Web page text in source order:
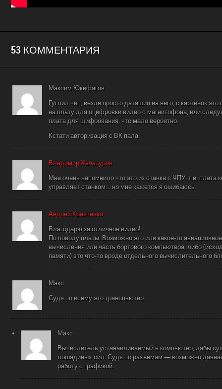
53 КОММЕНТАРИЯ
Максим Юкифагов
Гуглил чип, везде просто даташип на него, с картинок
на плату для оцифровки видео с магнитофона, или
плата для шифрования, что мало вероятно.
Кстати авторизация с ВК пала.
Владимир Хачатуров
Мне очень напомнило что это из станка с ЧПУ. т.е. плата
управляет станком… но мне кажется я ошибаюсь.
Андрей Кравченко
Благодарю за отличное видео!
По поводу платы. Возможно это или какое-то
вычисления или часть бортового компьютера, либо
памяти) это что-то вроде отдельного вычислительного
Макс
Судя по всему это транспьютер.
Макс
Вычислитель устанавливаемый в компьютер, дабы
лошадиных сил. Судя по разъемам — возможно
работу с графикой.